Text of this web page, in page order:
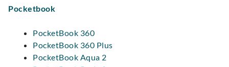
Pocketbook
PocketBook 360
PocketBook 360 Plus
PocketBook Aqua 2